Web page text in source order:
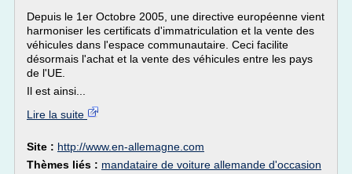
Depuis le 1er Octobre 2005, une directive européenne vient
harmoniser les certificats d'immatriculation et la vente des
véhicules dans l'espace communautaire. Ceci facilite
désormais l'achat et la vente des véhicules entre les pays
de l'UE.
Il est ainsi...
Lire la suite
Site : http://www.en-allemagne.com
Thèmes liés : mandataire de voiture allemande d'occasion